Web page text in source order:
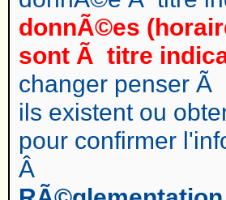
donnÃ©es
sont Ã titre
changer penser Ã
ils existent ou
pour confirmer
Â